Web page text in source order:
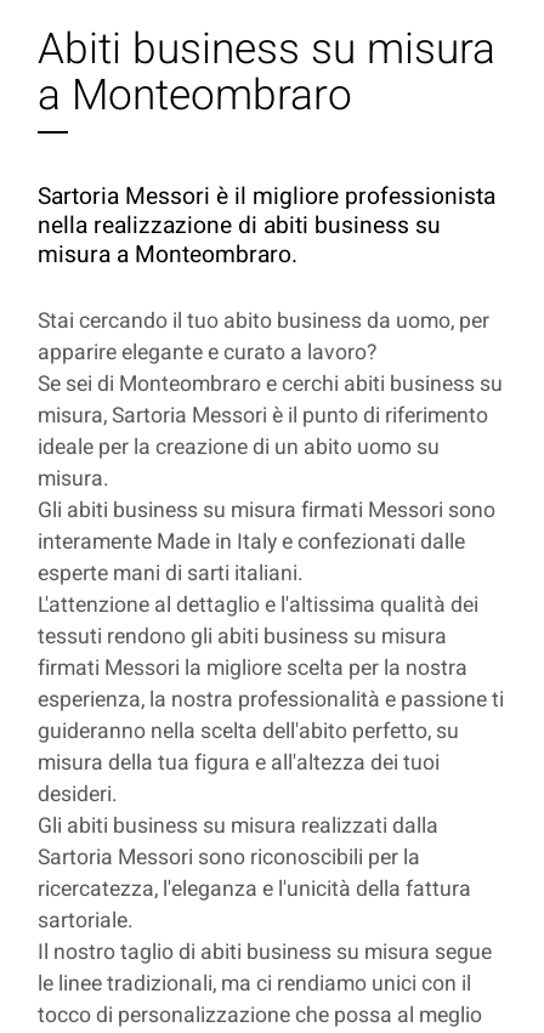
Abiti business su misura
a Monteombraro
Sartoria Messori è il migliore professionista
nella realizzazione di abiti business su
misura a Monteombraro.
Stai cercando il tuo abito business da uomo, per
apparire elegante e curato a lavoro?
Se sei di Monteombraro e cerchi abiti business su
misura, Sartoria Messori è il punto di riferimento
ideale per la creazione di un abito uomo su
misura.
Gli abiti business su misura firmati Messori sono
interamente Made in Italy e confezionati dalle
esperte mani di sarti italiani.
L'attenzione al dettaglio e l'altissima qualità dei
tessuti rendono gli abiti business su misura
firmati Messori la migliore scelta per la nostra
esperienza, la nostra professionalità e passione ti
guideranno nella scelta dell'abito perfetto, su
misura della tua figura e all'altezza dei tuoi
desideri.
Gli abiti business su misura realizzati dalla
Sartoria Messori sono riconoscibili per la
ricercatezza, l'eleganza e l'unicità della fattura
sartoriale.
Il nostro taglio di abiti business su misura segue
le linee tradizionali, ma ci rendiamo unici con il
tocco di personalizzazione che possa al meglio